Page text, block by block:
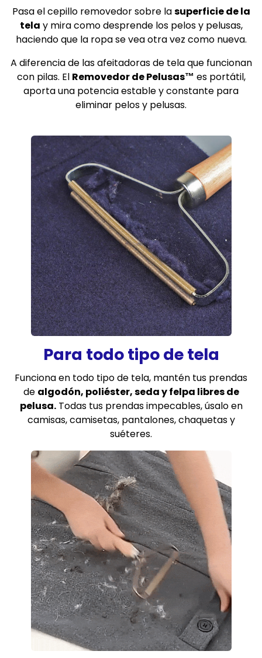
Pasa el cepillo removedor sobre lasuperficie de la
tela y mira como desprende los pelos y pelusas,
haciendo que la ropa se vea otra vez como nueva.
A diferencia de las afeitadoras de tela que funcionan
con pilas. El Removedor de Pelusas™ es portátil,
aporta una potencia estable y constante para
eliminar pelos y pelusas.
Para todo tipo de tela
Funciona en todo tipo de tela, mantén tus prendas
de algodón, poliéster, seda y felpa libres de
pelusa.Todas tus prendas impecables, úsalo en
camisas, camisetas, pantalones, chaquetas y
suéteres.